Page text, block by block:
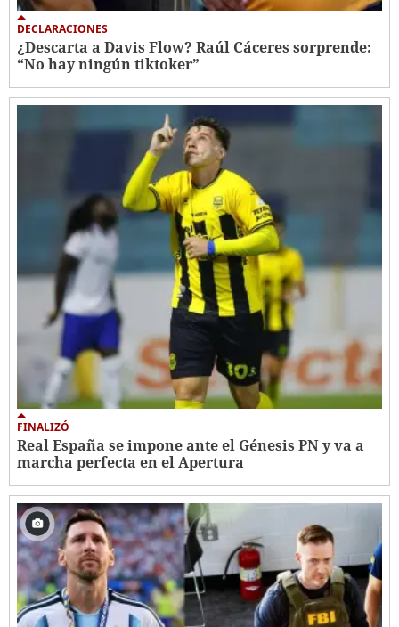
DECLARACIONES
¿Descarta a Davis Flow? Raúl Cáceres sorprende:
“No hay ningún tiktoker”
FINALIZÓ
Real España se impone ante el Génesis PN y va a
marcha perfecta en el Apertura